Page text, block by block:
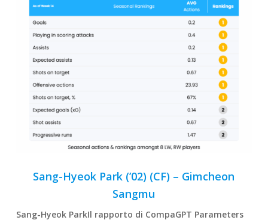
Sang-Hyeok Park (’02) (CF) – Gimcheon
Sangmu
Sang-Hyeok ParkIl rapporto di CompaGPT Parameters